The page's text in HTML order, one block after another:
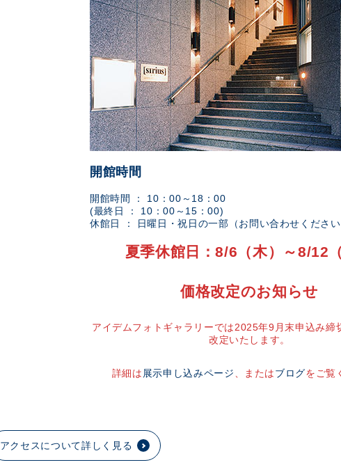
開館時間
開館時間 ： 10：00～18：00
(最終日 ： 10：00～15：00)
休館日 ： 日曜日・祝日の一部（お問い合わせください
夏季休館日：8/6（木）～8/12（
価格改定のお知らせ
アイデムフォトギャラリーでは2025年9月末申込み締
改定いたします。
詳細は展示申し込みページ、またはブログをご覧
アクセスについて詳しく見る